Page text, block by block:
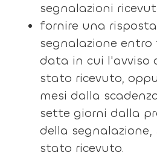
segnalazioni
fornire una
segnalazione entro
data in cui l'avviso
stato ricevuto,
mesi dalla
sette giorni dalla
della segnalazione,
stato ricevuto.